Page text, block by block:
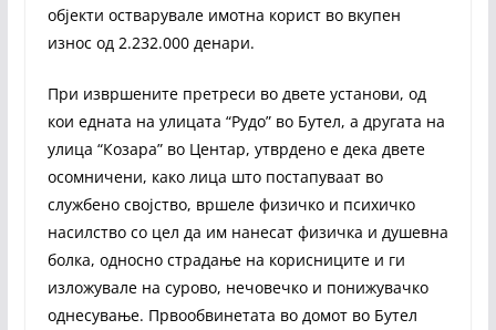
објекти остварувале имотна корист во вкупен
износ од 2.232.000 денари.
При извршените претреси во двете установи, од
кои едната на улицата “Рудо” во Бутел, а другата на
улица “Козара” во Центар, утврдено е дека двете
осомничени, како лица што постапуваат во
службено својство, вршеле физичко и психичко
насилство со цел да им нанесат физичка и душевна
болка, односно страдање на корисниците и ги
изложувале на сурово, нечовечко и понижувачко
однесување. Првообвинетата во домот во Бутел